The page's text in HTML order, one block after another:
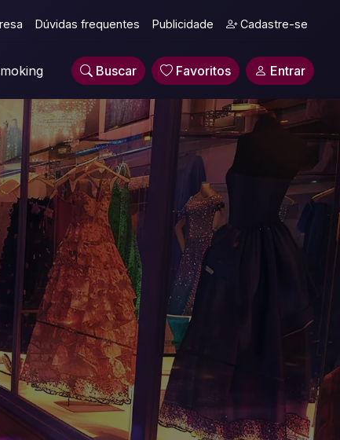
Dúvidas frequentes Publicidade Cadastre-se
Buscar Favoritos Entrar